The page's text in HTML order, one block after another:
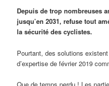
Depuis de trop nombreuses
jusqu’en 2031, refuse tout
la sécurité des cyclistes.
Pourtant, des solutions
d’expertise de février 2019
Que de temps perdu ! Les